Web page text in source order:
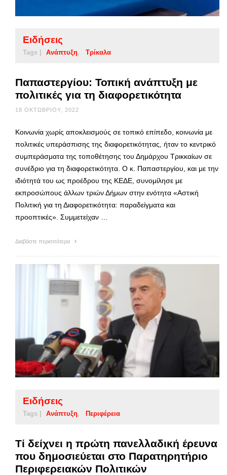
Ειδήσεις
Tags | Ανάπτυξη Τρίκαλα
Παπαστεργίου: Τοπική ανάπτυξη με
πολιτικές για τη διαφορετικότητα
18 ΟΚΤΩΒΡΊΟΥ, 2022
Κοινωνία χωρίς αποκλεισμούς σε τοπικό επίπεδο, κοινωνία με
πολιτικές υπεράσπισης της διαφορετικότητας, ήταν το κεντρικό
συμπεράσματα της τοποθέτησης του Δημάρχου Τρικκαίων σε
συνέδριο για τη διαφορετικότητα. Ο κ. Παπαστεργίου, και με την
ιδιότητά του ως προέδρου της ΚΕΔΕ, συνομίλησε με
εκπροσώπους άλλων τριών Δήμων στην ενότητα «Αστική
Πολιτική για τη Διαφορετικότητα: παραδείγματα και
προοπτικές». Συμμετείχαν …
Διαβάστε περισσότερα
Ειδήσεις
Tags | Ανάπτυξη Περιφέρεια
Τί δείχνει η πρώτη πανελλαδική έρευνα
που δημοσιεύεται στο Παρατηρητήριο
Περιφερειακών Πολιτικών